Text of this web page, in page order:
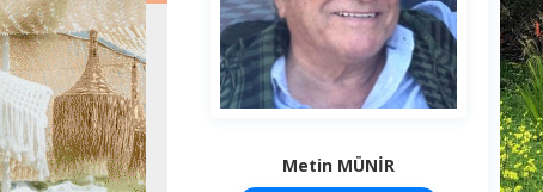
Metin MÜNİR